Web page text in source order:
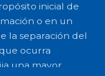
inicial de
o en un
la separación del
ocurra
una mayor